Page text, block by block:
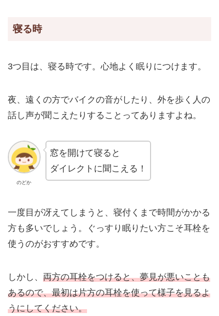
寝る時
3つ目は、寝る時です。心地よく眠りにつけます。
夜、遠くの方でバイクの音がしたり、外を歩く人の
話し声が聞こえたりすることってありますよね。
のどか
窓を開けて寝ると
ダイレクトに聞こえる！
一度目が冴えてしまうと、寝付くまで時間がかかる
方も多いでしょう。ぐっすり眠りたい方こそ耳栓を
使うのがおすすめです。
しかし、 両方の耳栓をつけると、夢見が悪いことも
あるので、最初は片方の耳栓を使って様子を見るよ
うにしてください。